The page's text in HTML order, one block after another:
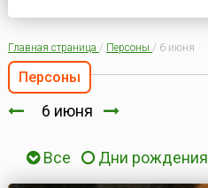
Главная страница / Персоны / 6 июня
Персоны
6 июня
Все Дни рождения